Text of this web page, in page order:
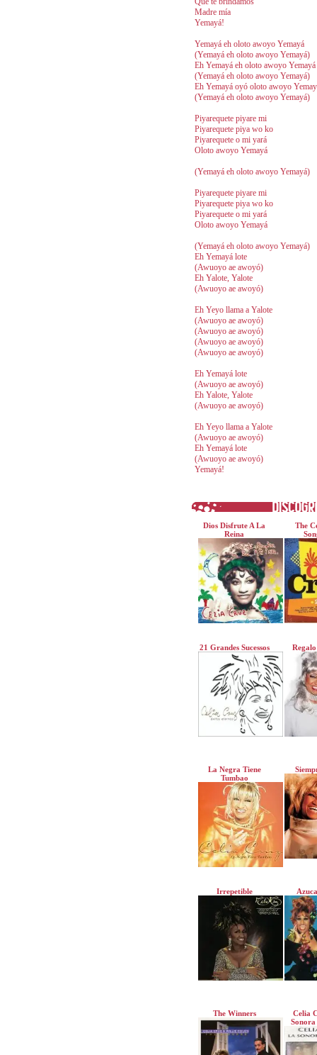
Madre mía
Yemayá!
Yemayá eh oloto awoyo Yemayá
(Yemayá eh oloto awoyo Yemayá)
Eh Yemayá eh oloto awoyo Yemayá
(Yemayá eh oloto awoyo Yemayá)
Eh Yemayá oyó oloto awoyo
(Yemayá eh oloto awoyo Yemayá)
Piyarequete piyare mi
Piyarequete piya wo ko
Piyarequete o mi yará
Oloto awoyo Yemayá
(Yemayá eh oloto awoyo Yemayá)
Piyarequete piyare mi
Piyarequete piya wo ko
Piyarequete o mi yará
Oloto awoyo Yemayá
(Yemayá eh oloto awoyo Yemayá)
Eh Yemayá lote
(Awuoyo ae awoyó)
Eh Yalote, Yalote
(Awuoyo ae awoyó)
Eh Yeyo llama a Yalote
(Awuoyo ae awoyó)
(Awuoyo ae awoyó)
(Awuoyo ae awoyó)
(Awuoyo ae awoyó)
Eh Yemayá lote
(Awuoyo ae awoyó)
Eh Yalote, Yalote
(Awuoyo ae awoyó)
Eh Yeyo llama a Yalote
(Awuoyo ae awoyó)
Eh Yemayá lote
(Awuoyo ae awoyó)
Yemayá!
Dios Disfrute A La
Reina
The
21 Grandes Sucessos
La Negra Tiene
Tumbao
Irrepetible
The Winners
Celia